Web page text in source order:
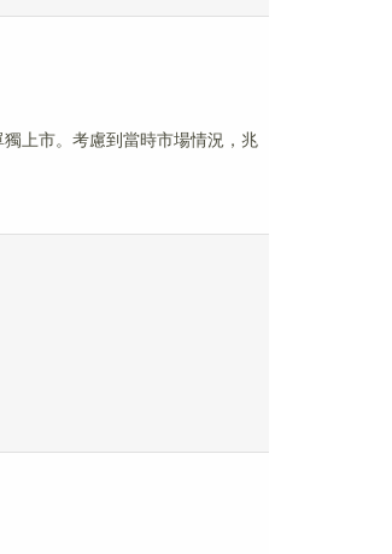
上市。考慮到當時市場情況，兆